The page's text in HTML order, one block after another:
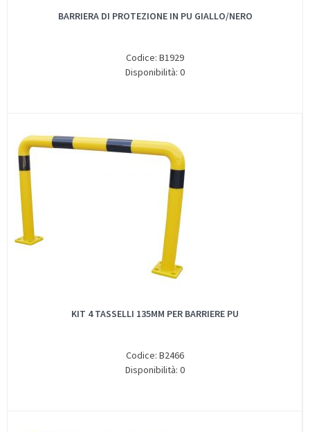
BARRIERA DI PROTEZIONE IN PU GIALLO/NERO
Codice: B1929
Disponibilità: 0
KIT 4 TASSELLI 135MM PER BARRIERE PU
Codice: B2466
Disponibilità: 0